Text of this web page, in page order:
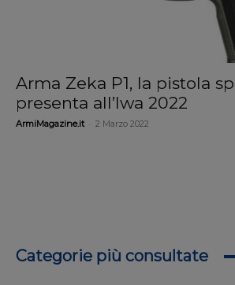
Arma Zeka P1, la pistola
presenta all’Iwa 2022
ArmiMagazine.it 2 Marzo 2022
Categorie più consultate